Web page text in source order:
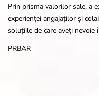
Prin prisma valorilor sale, a
experienței angajaților și
soluțiile de care aveți nevoie
PRBAR